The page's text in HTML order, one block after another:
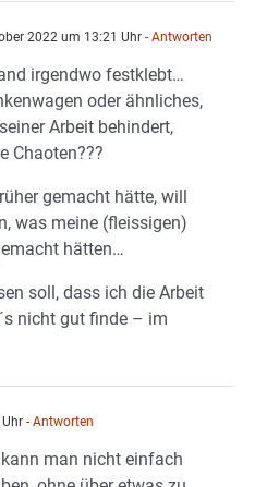
2022 um 13:21 Uhr - Antworten
irgendwo festklebt…
oder ähnliches,
Arbeit behindert,
Chaoten???
gemacht hätte, will
was meine (fleissigen)
hätten…
soll, dass ich die Arbeit
nicht gut finde – im
- Antworten
man nicht einfach